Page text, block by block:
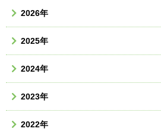
2026年
2025年
2024年
2023年
2022年